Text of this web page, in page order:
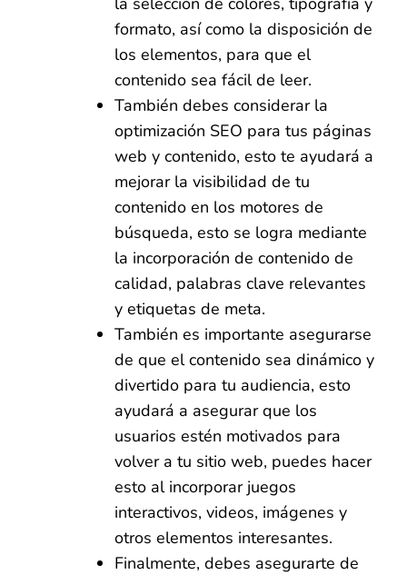
formato, así como la disposición de
los elementos, para que el
contenido sea fácil de leer.
También debes considerar la
optimización SEO para tus páginas
web y contenido, esto te ayudará a
mejorar la visibilidad de tu
contenido en los motores de
búsqueda, esto se logra mediante
la incorporación de contenido de
calidad, palabras clave relevantes
y etiquetas de meta.
También es importante asegurarse
de que el contenido sea dinámico y
divertido para tu audiencia, esto
ayudará a asegurar que los
usuarios estén motivados para
volver a tu sitio web, puedes hacer
esto al incorporar juegos
interactivos, videos, imágenes y
otros elementos interesantes.
Finalmente, debes asegurarte de